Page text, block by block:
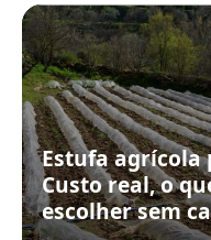
Estufa agrícola
Custo real, o
escolher sem